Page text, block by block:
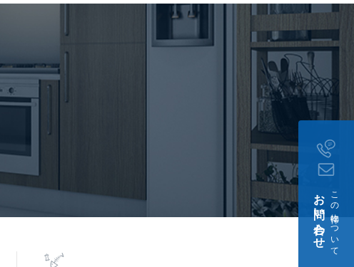
型】初回保証料:契約時月額賃
続 月次1000円)。【年次型】
よる。
この物件について
お問い合わせ